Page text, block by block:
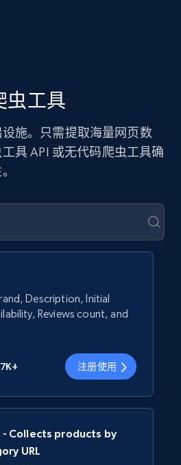
虫工具
施。只需提取海量网页数
具 API 或无代码爬虫工具确
Description, Initial
Reviews count, and
注册使用
Collects products by
URL